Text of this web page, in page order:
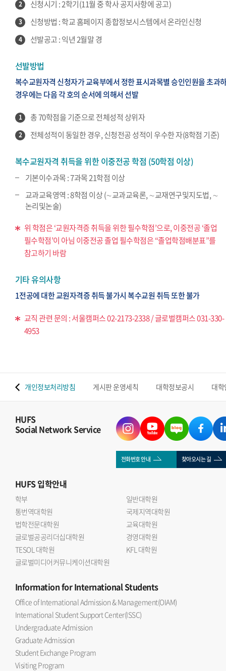
2 신청시기 : 2학기(11월 중 학사 공지사항에 공고)
3 신청방법 : 학교 홈페이지 종합정보시스템에서 온라인신청
4 선발공고 : 익년 2월말 경
선발방법
복수교원자격 신청자가 교육부에서 정한 표시과목별 승인인원을 초과
경우에는 다음 각 호의 순서에 의해서 선발
1 총 70학점을 기준으로 전체성적 상위자
2 전체성적이 동일한 경우, 신청전공 성적이 우수한 자(8학점 기준)
복수교원자격 취득을 위한 이중전공 학점 (50학점 이상)
기본이수과목 : 7과목 21학점 이상
교과교육영역 : 8학점 이상 (∼교과교육론, ∼교재연구및지도법, ∼
논리및논술)
위 학점은 ‘교원자격증 취득을 위한 필수학점’으로, 이중전공 ‘졸업
필수학점’이 아님 이중전공 졸업 필수학점은 “졸업학점배분표”를
참고하기 바람
기타 유의사항
1전공에 대한 교원자격증 취득 불가시 복수교원 취득 또한 불가
교직 관련 문의 : 서울캠퍼스 02-2173-2338 / 글로벌캠퍼스 031-330-
4953
개인정보처리방침 게시판 운영세칙 대학정보공시 대
HUFS
Social Network Service
전화번호 안내 찾아오시는 길
HUFS입학안내
학부
일반대학원
통번역대학원
국제지역대학원
법학전문대학원
교육대학원
글로벌공공리더십대학원
경영대학원
TESOL 대학원
KFL 대학원
글로벌미디어커뮤니케이션대학원
Informationfor International Students
Office of International Admission & Management(OIAM)
International Student Support Center(ISSC)
Undergraduate Admission
Graduate Admission
Student Exchange Program
Visiting Program